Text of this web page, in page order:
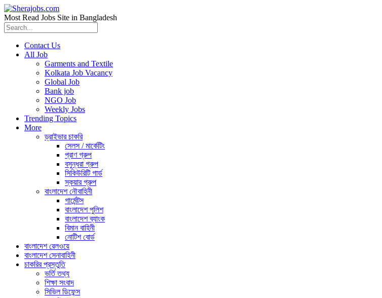
Most Read Jobs Site in Bangladesh
Contact Us
All Job
Garments and Textile
Kolkata Job Vacancy
Global Job
Bank job
NGO Job
Weekly Jobs
Trending Topics
More
ড্রাইভার চাকরি
সেলস / মার্কেটিং
প্রাণ গ্রুপ
বসুন্ধরা গ্রুপ
সিকিউরিটি গার্ড
স্কয়ার গ্রুপ
বাংলাদেশ নৌবাহিনী
গার্মেন্টস
বাংলাদেশ পুলিশ
বাংলাদেশ ব্যাংক
বিমান বাহিনী
নোটিশ বোর্ড
বাংলাদেশ রেলওয়ে
বাংলাদেশ সেনাবাহিনী
চাকরির প্রস্তুতি
ভর্তি তথ্য
শিক্ষা সংবাদ
সিভিল ডিফেন্স